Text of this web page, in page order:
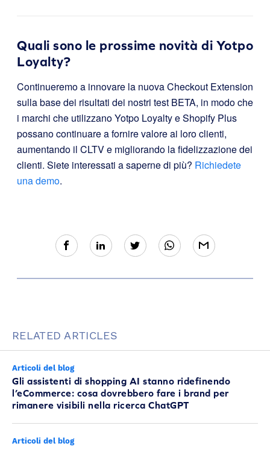
Quali sono le prossime novità di Yotpo
Loyalty?
Continueremo a innovare la nuova Checkout Extension
sulla base dei risultati dei nostri test BETA, in modo che
i marchi che utilizzano Yotpo Loyalty e Shopify Plus
possano continuare a fornire valore ai loro clienti,
aumentando il CLTV e migliorando la fidelizzazione dei
clienti. Siete interessati a saperne di più? Richiedete
una demo.
RELATED ARTICLES
Articoli del blog
Gli assistenti di shopping AI stanno ridefinendo
l’eCommerce: cosa dovrebbero fare i brand per
rimanere visibili nella ricerca ChatGPT
Articoli del blog